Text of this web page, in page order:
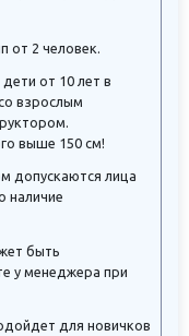
от 2 человек.
от 10 лет в
взрослым
выше 150 см!
допускаются лица
наличие
быть
у менеджера при
для новичков